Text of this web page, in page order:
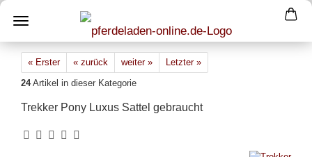
« Erster « zurück weiter »
Letzter »
24Artikel in dieser Kategorie
Trekker Pony Luxus Sattel gebraucht